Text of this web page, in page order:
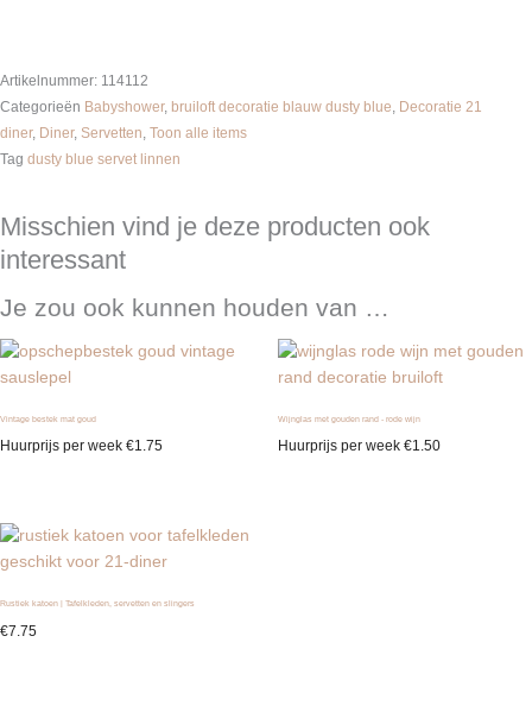
Artikelnummer: 114112
Categorieën Babyshower, bruiloft decoratie blauw dusty blue, Decoratie 21
diner, Diner, Servetten, Toon alle items
Tag dusty blue servet linnen
Misschien vind je deze producten ook
interessant
Je zou ook kunnen houden van …
Vintage bestek mat goud
Huurprijs per week €1.75
Wijnglas met gouden rand - rode wijn
Huurprijs per week €1.50
Rustiek katoen | Tafelkleden, servetten en slingers
€7.75